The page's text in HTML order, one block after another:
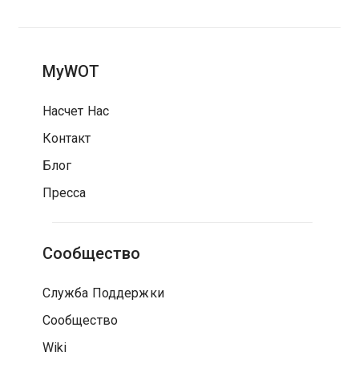
MyWOT
Насчет Нас
Контакт
Блог
Пресса
Сообщество
Служба Поддержки
Сообщество
Wiki